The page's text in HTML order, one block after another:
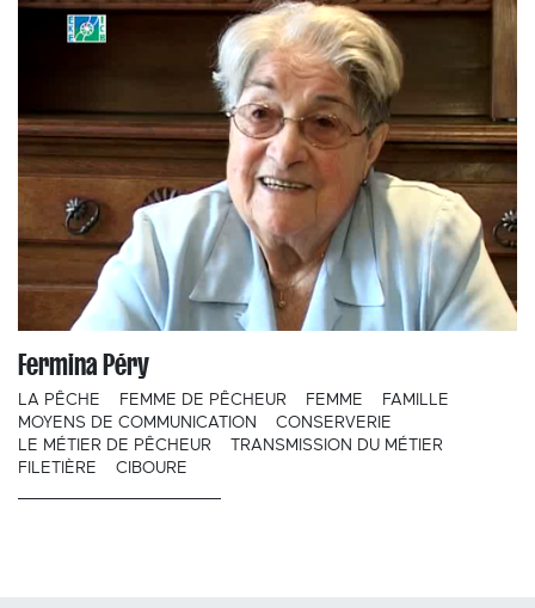
Fermina Péry
LA PÊCHE FEMME DE PÊCHEUR FEMME
FAMILLE
MOYENS DE COMMUNICATION
CONSERVERIE
LE MÉTIER DE PÊCHEUR
TRANSMISSION DU MÉTIER
FILETIÈRE
CIBOURE